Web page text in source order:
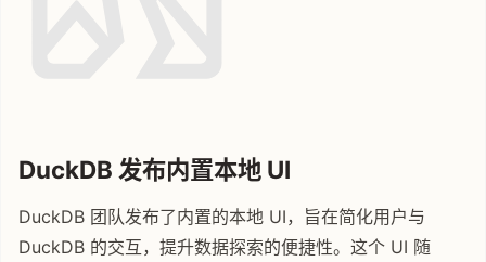
DuckDB 发布内置本地 UI
DuckDB 团队发布了内置的本地 UI，旨在简化用户与
DuckDB 的交互，提升数据探索的便捷性。这个 UI 随